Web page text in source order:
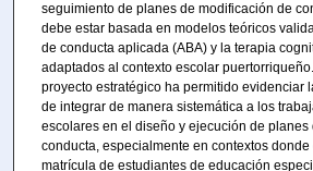
seguimiento de planes de modificación de
debe estar basada en modelos teóricos
de conducta aplicada (ABA) y la terapia
adaptados al contexto escolar
proyecto estratégico ha permitido evidenciar
de integrar de manera sistemática a los
escolares en el diseño y ejecución de planes
conducta, especialmente en contextos
matrícula de estudiantes de educación